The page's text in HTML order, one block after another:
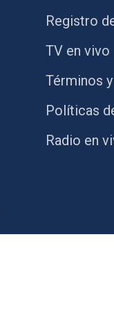
Registro
TV en vivo
Términos
Políticas
Radio en